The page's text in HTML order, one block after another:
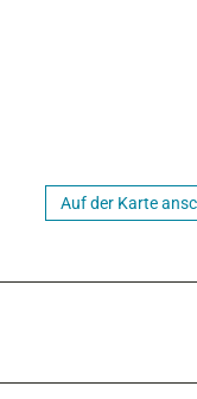
Auf der Karte